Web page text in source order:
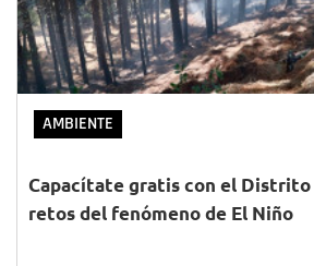
AMBIENTE
Capacítate gratis con el
retos del fenómeno de El Niño